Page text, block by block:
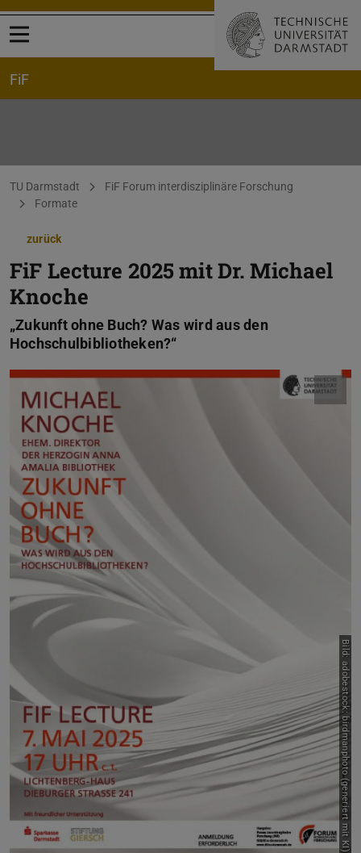
Menü öffnen
FiF
Sie befinden sich hier:
TU Darmstadt
FiF Forum interdisziplinäre Forschung
Formate
zurück
FiF Lecture 2025 mit Dr. Michael
Knoche
„Zukunft ohne Buch? Was wird aus den
Hochschulbibliotheken?“
Bild: adobestock: birdmanphoto (generiert mit KI)